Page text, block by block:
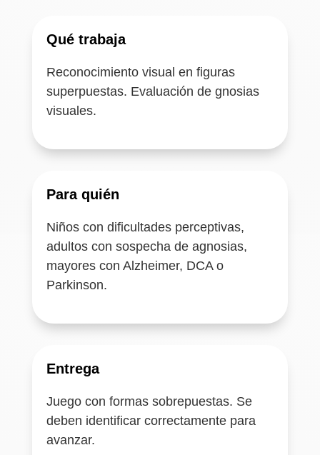
Qué trabaja
Reconocimiento visual en figuras
superpuestas. Evaluación de gnosias
visuales.
Para quién
Niños con dificultades perceptivas,
adultos con sospecha de agnosias,
mayores con Alzheimer, DCA o
Parkinson.
Entrega
Juego con formas sobrepuestas. Se
deben identificar correctamente para
avanzar.